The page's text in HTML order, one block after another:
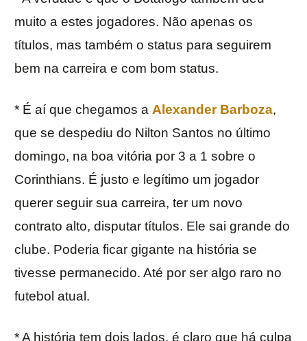
muito a estes jogadores. Não apenas os
títulos, mas também o status para seguirem
bem na carreira e com bom status.
* É aí que chegamos a Alexander Barboza,
que se despediu do Nilton Santos no último
domingo, na boa vitória por 3 a 1 sobre o
Corinthians. É justo e legítimo um jogador
querer seguir sua carreira, ter um novo
contrato alto, disputar títulos. Ele sai grande do
clube. Poderia ficar gigante na história se
tivesse permanecido. Até por ser algo raro no
futebol atual.
* A história tem dois lados, é claro que há culpa